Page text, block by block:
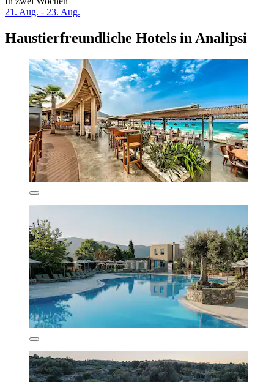
21. Aug. - 23. Aug.
Haustierfreundliche Hotels in Analipsi